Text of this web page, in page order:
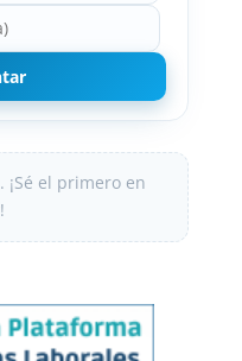
el primero en